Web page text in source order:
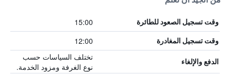
وقت تسجيل الصعود للطائرة 15:00
وقت تسجيل المغادرة 12:00
الدفع والإلغاء
تختلف السياسات حسب
نوع الغرفة ومزود الخدمة.